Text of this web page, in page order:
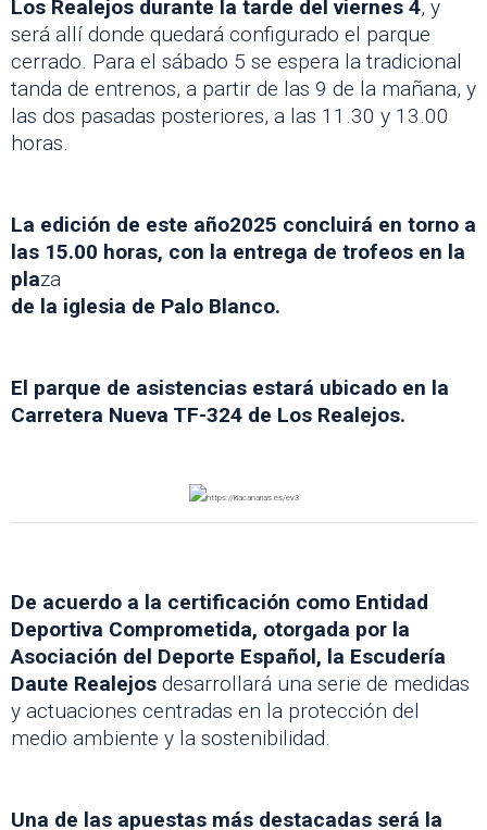
Los Realejos durante la tarde del viernes 4, y
será allí donde quedará configurado el parque
cerrado. Para el sábado 5 se espera la tradicional
tanda de entrenos, a partir de las 9 de la mañana, y
las dos pasadas posteriores, a las 11.30 y 13.00
horas.
La edición de este año2025 concluirá en torno a
las 15.00 horas, con la entrega de trofeos en la
plaza
de la iglesia de Palo Blanco.
El parque de asistencias estará ubicado en la
Carretera Nueva TF-324 de Los Realejos.
De acuerdo a la certificación como Entidad
Deportiva Comprometida, otorgada por la
Asociación del Deporte Español, la Escudería
Daute Realejos desarrollará una serie de medidas
y actuaciones centradas en la protección del
medio ambiente y la sostenibilidad.
Una de las apuestas más destacadas será la